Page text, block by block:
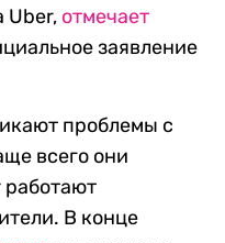
Uber, отмечает
заявление
проблемы с
всего они
работают
В конце